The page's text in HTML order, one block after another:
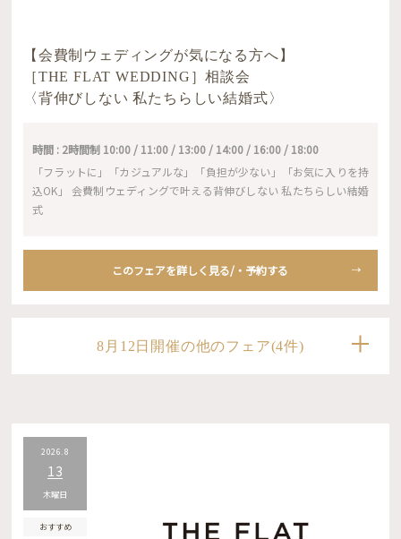
【会費制ウェディングが気になる方へ】
［THE FLAT WEDDING］相談会
〈背伸びしない 私たちらしい結婚式〉
時間 : 2時間制 10:00 / 11:00 / 13:00 / 14:00 / 16:00 / 18:00
「フラットに」「カジュアルな」「負担が少ない」「お気に入りを持
込OK」 会費制ウェディングで叶える背伸びしない 私たちらしい結婚
式
このフェアを詳しく見る/・予約する
8月12日開催の他のフェア(4件)
2026.8
13
木曜日
おすすめ